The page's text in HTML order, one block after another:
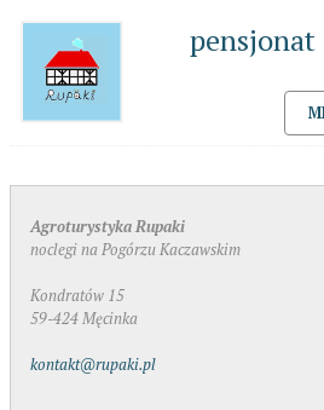
pensjonat
Agroturystyka Rupaki
noclegi na Pogórzu Kaczawskim
Kondratów 15
59-424 Męcinka
kontakt@rupaki.pl